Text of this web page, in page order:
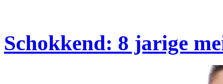
Schokkend: 8 jarige